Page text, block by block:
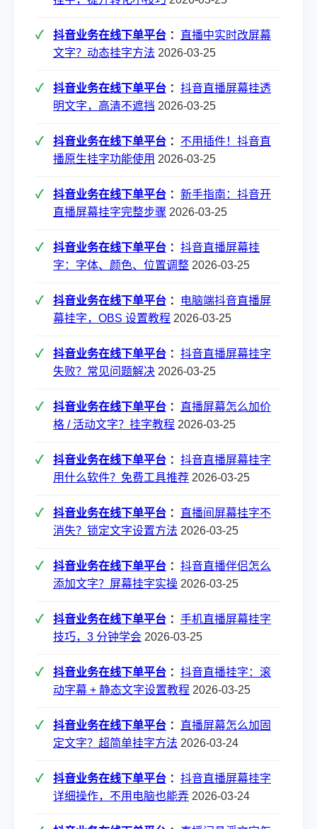
抖音业务在线下单平台 ： 直播中实时改屏幕
文字？动态挂字方法 2026-03-25
抖音业务在线下单平台 ： 抖音直播屏幕挂透
明文字，高清不遮挡 2026-03-25
抖音业务在线下单平台 ： 不用插件！抖音直
播原生挂字功能使用 2026-03-25
抖音业务在线下单平台 ： 新手指南：抖音开
直播屏幕挂字完整步骤 2026-03-25
抖音业务在线下单平台 ： 抖音直播屏幕挂
字：字体、颜色、位置调整 2026-03-25
抖音业务在线下单平台 ：
电脑端抖音直播屏
幕挂字，OBS 设置教程 2026-03-25
抖音业务在线下单平台 ： 抖音直播屏幕挂字
失败？常见问题解决 2026-03-25
抖音业务在线下单平台 ： 直播屏幕怎么加价
格 / 活动文字？挂字教程 2026-03-25
抖音业务在线下单平台 ： 抖音直播屏幕挂字
用什么软件？免费工具推荐 2026-03-25
抖音业务在线下单平台 ： 直播间屏幕挂字不
消失？锁定文字设置方法 2026-03-25
抖音业务在线下单平台 ： 抖音直播伴侣怎么
添加文字？屏幕挂字实操 2026-03-25
抖音业务在线下单平台 ： 手机直播屏幕挂字
技巧，3 分钟学会 2026-03-25
抖音业务在线下单平台 ： 抖音直播挂字：滚
动字幕 + 静态文字设置教程 2026-03-25
抖音业务在线下单平台 ： 直播屏幕怎么加固
定文字？超简单挂字方法 2026-03-24
抖音业务在线下单平台 ： 抖音直播屏幕挂字
详细操作，不用电脑也能弄 2026-03-24